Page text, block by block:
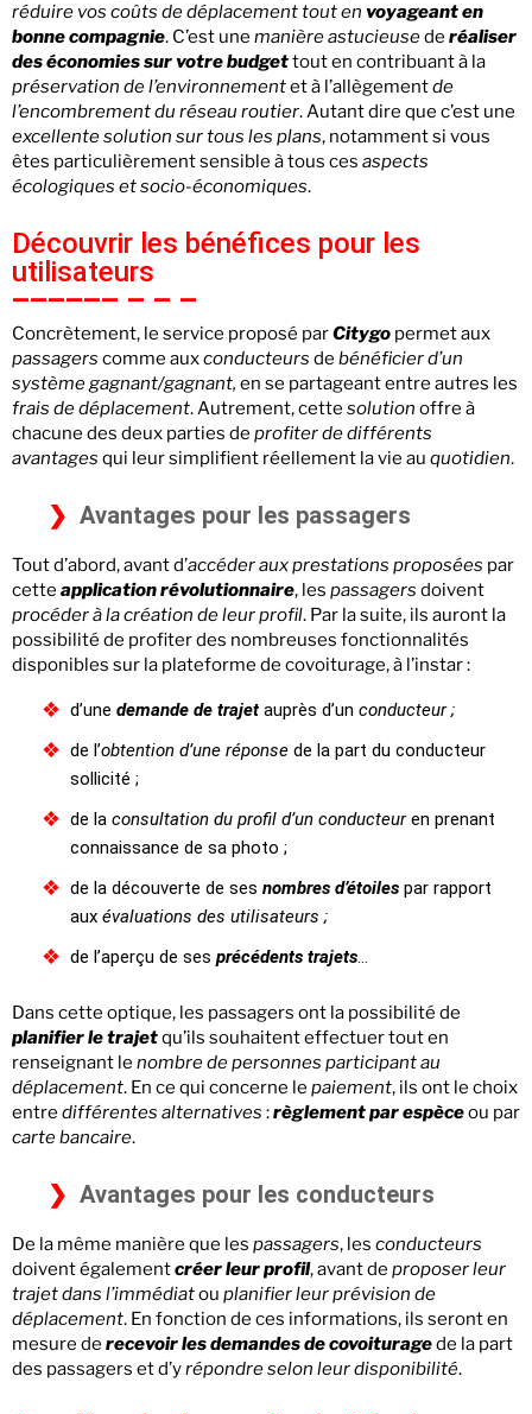
réduire vos coûts de déplacementtout en voyageant en
bonne compagnie. C’est une manière astucieusede réaliser
des économies sur votre budgettout en contribuant à la
préservation de l’environnementet à l’allègementde
l’encombrement du réseau routier. Autant dire que c’est une
excellente solution sur tous les plans, notamment si vous
êtes particulièrement sensible à tous ces aspects
écologiques et socio-économiques.
Découvrir les bénéfices pour les
utilisateurs
Concrètement, le service proposé parCitygo permet aux
passagers comme auxconducteurs de bénéficier d’un
système gagnant/gagnant, en se partageant entre autres les
frais de déplacement. Autrement, cette solution offre à
chacune des deux parties de profiter de différents
avantages qui leur simplifient réellement la vie au quotidien.
Avantages pour les passagers
Tout d’abord, avant d’accéder aux prestations proposées par
cette application révolutionnaire, les passagers doivent
procéder à la création de leur profil. Par la suite, ils auront la
possibilité de profiter des nombreuses fonctionnalités
disponibles sur la plateforme de covoiturage, à l’instar :
d’une demande de trajet auprès d’un conducteur ;
de l’obtention d’une réponse de la part du conducteur
sollicité ;
de la consultation du profil d’un conducteuren prenant
connaissance de sa photo ;
de la découverte de ses nombres d’étoiles par rapport
aux évaluations des utilisateurs ;
de l’aperçu de ses précédents trajets…
Dans cette optique, les passagers ont la possibilité de
planifier le trajetqu’ils souhaitent effectuer tout en
renseignant le nombre de personnes participant au
déplacement. En ce qui concerne le paiement, ils ont le choix
entre différentes alternatives :règlement par espèceou par
carte bancaire.
Avantages pour les conducteurs
De la même manière que les passagers, les conducteurs
doivent égalementcréer leur profil, avant de proposer leur
trajet dans l’immédiatou planifier leur prévision de
déplacement. En fonction de ces informations, ils seront en
mesure de recevoir les demandes de covoituragede la part
des passagers et d’yrépondre selon leur disponibilité.